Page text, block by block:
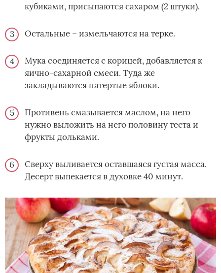
кубиками, присыпаются сахаром (2 штуки).
Остальные – измельчаются на терке.
Мука соединяется с корицей, добавляется к
яично-сахарной смеси. Туда же
закладываются натертые яблоки.
Противень смазывается маслом, на него
нужно выложить на него половину теста и
фрукты дольками.
Сверху выливается оставшаяся густая масса.
Десерт выпекается в духовке 40 минут.